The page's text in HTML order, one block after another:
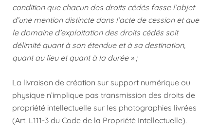
condition que chacun des droits cédés fasse l’objet
d’une mention distincte dans l’acte de cession et que
le domaine d’exploitation des droits cédés soit
délimité quant à son étendue et à sa destination,
quant au lieu et quant à la durée » ;
La livraison de création sur support numérique ou
physique n’implique pas transmission des droits de
propriété intellectuelle sur les photographies livrées
(Art. L111-3 du Code de la Propriété Intellectuelle).